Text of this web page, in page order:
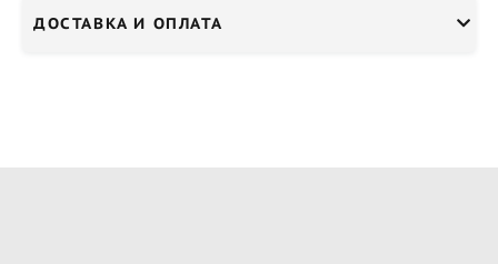
ДОСТАВКА И ОПЛАТА